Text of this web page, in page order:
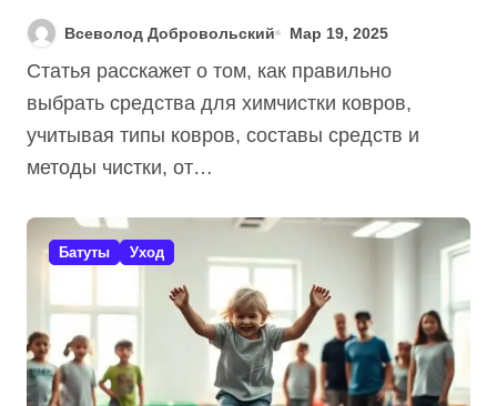
2025] Без Ошибок?
Всеволод Добровольский Мар 19, 2025
Статья расскажет о том, как правильно
выбрать средства для химчистки ковров,
учитывая типы ковров, составы средств и
методы чистки, от…
Батуты Уход